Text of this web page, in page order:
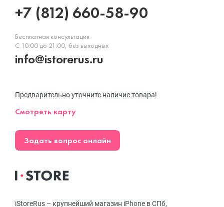
iStoreRus – крупнейший магазин iPhone в СПб,
+7 (812) 660-58-90
Бесплатная консультация
С 10:00 до 21:00, без выходных
info@istorerus.ru
Предварительно уточните наличие товара!
Смотреть карту
Задать вопрос онлайн